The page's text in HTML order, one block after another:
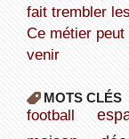
fait trembler
Ce métier peut vous rendre riche dans les années à
venir
MOTS CLÉS
football